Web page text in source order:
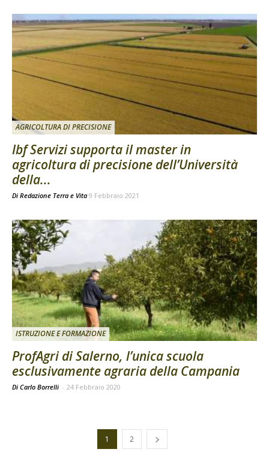
AGRICOLTURA DI PRECISIONE
Ibf Servizi supporta il master in
agricoltura di precisione dell’Università
della...
Di Redazione Terra e Vita 9 Febbraio 2021
ISTRUZIONE E FORMAZIONE
ProfAgri di Salerno, l’unica scuola
esclusivamente agraria della Campania
Di Carlo Borrelli - 24 Febbraio 2020
1 2